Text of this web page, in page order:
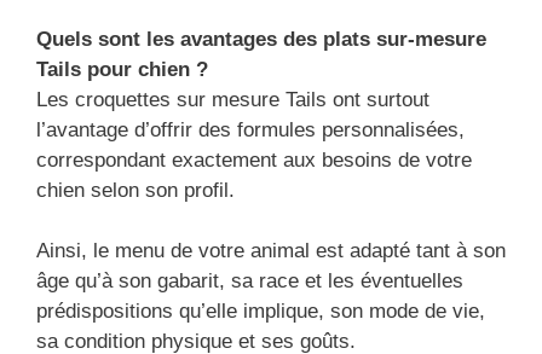
Quels sont les avantages des plats sur-mesure
Tails pour chien ?
Les croquettes sur mesure Tails ont surtout
l’avantage d’offrir des formules personnalisées,
correspondant exactement aux besoins de votre
chien selon son profil.
Ainsi, le menu de votre animal est adapté tant à son
âge qu’à son gabarit, sa race et les éventuelles
prédispositions qu’elle implique, son mode de vie,
sa condition physique et ses goûts.